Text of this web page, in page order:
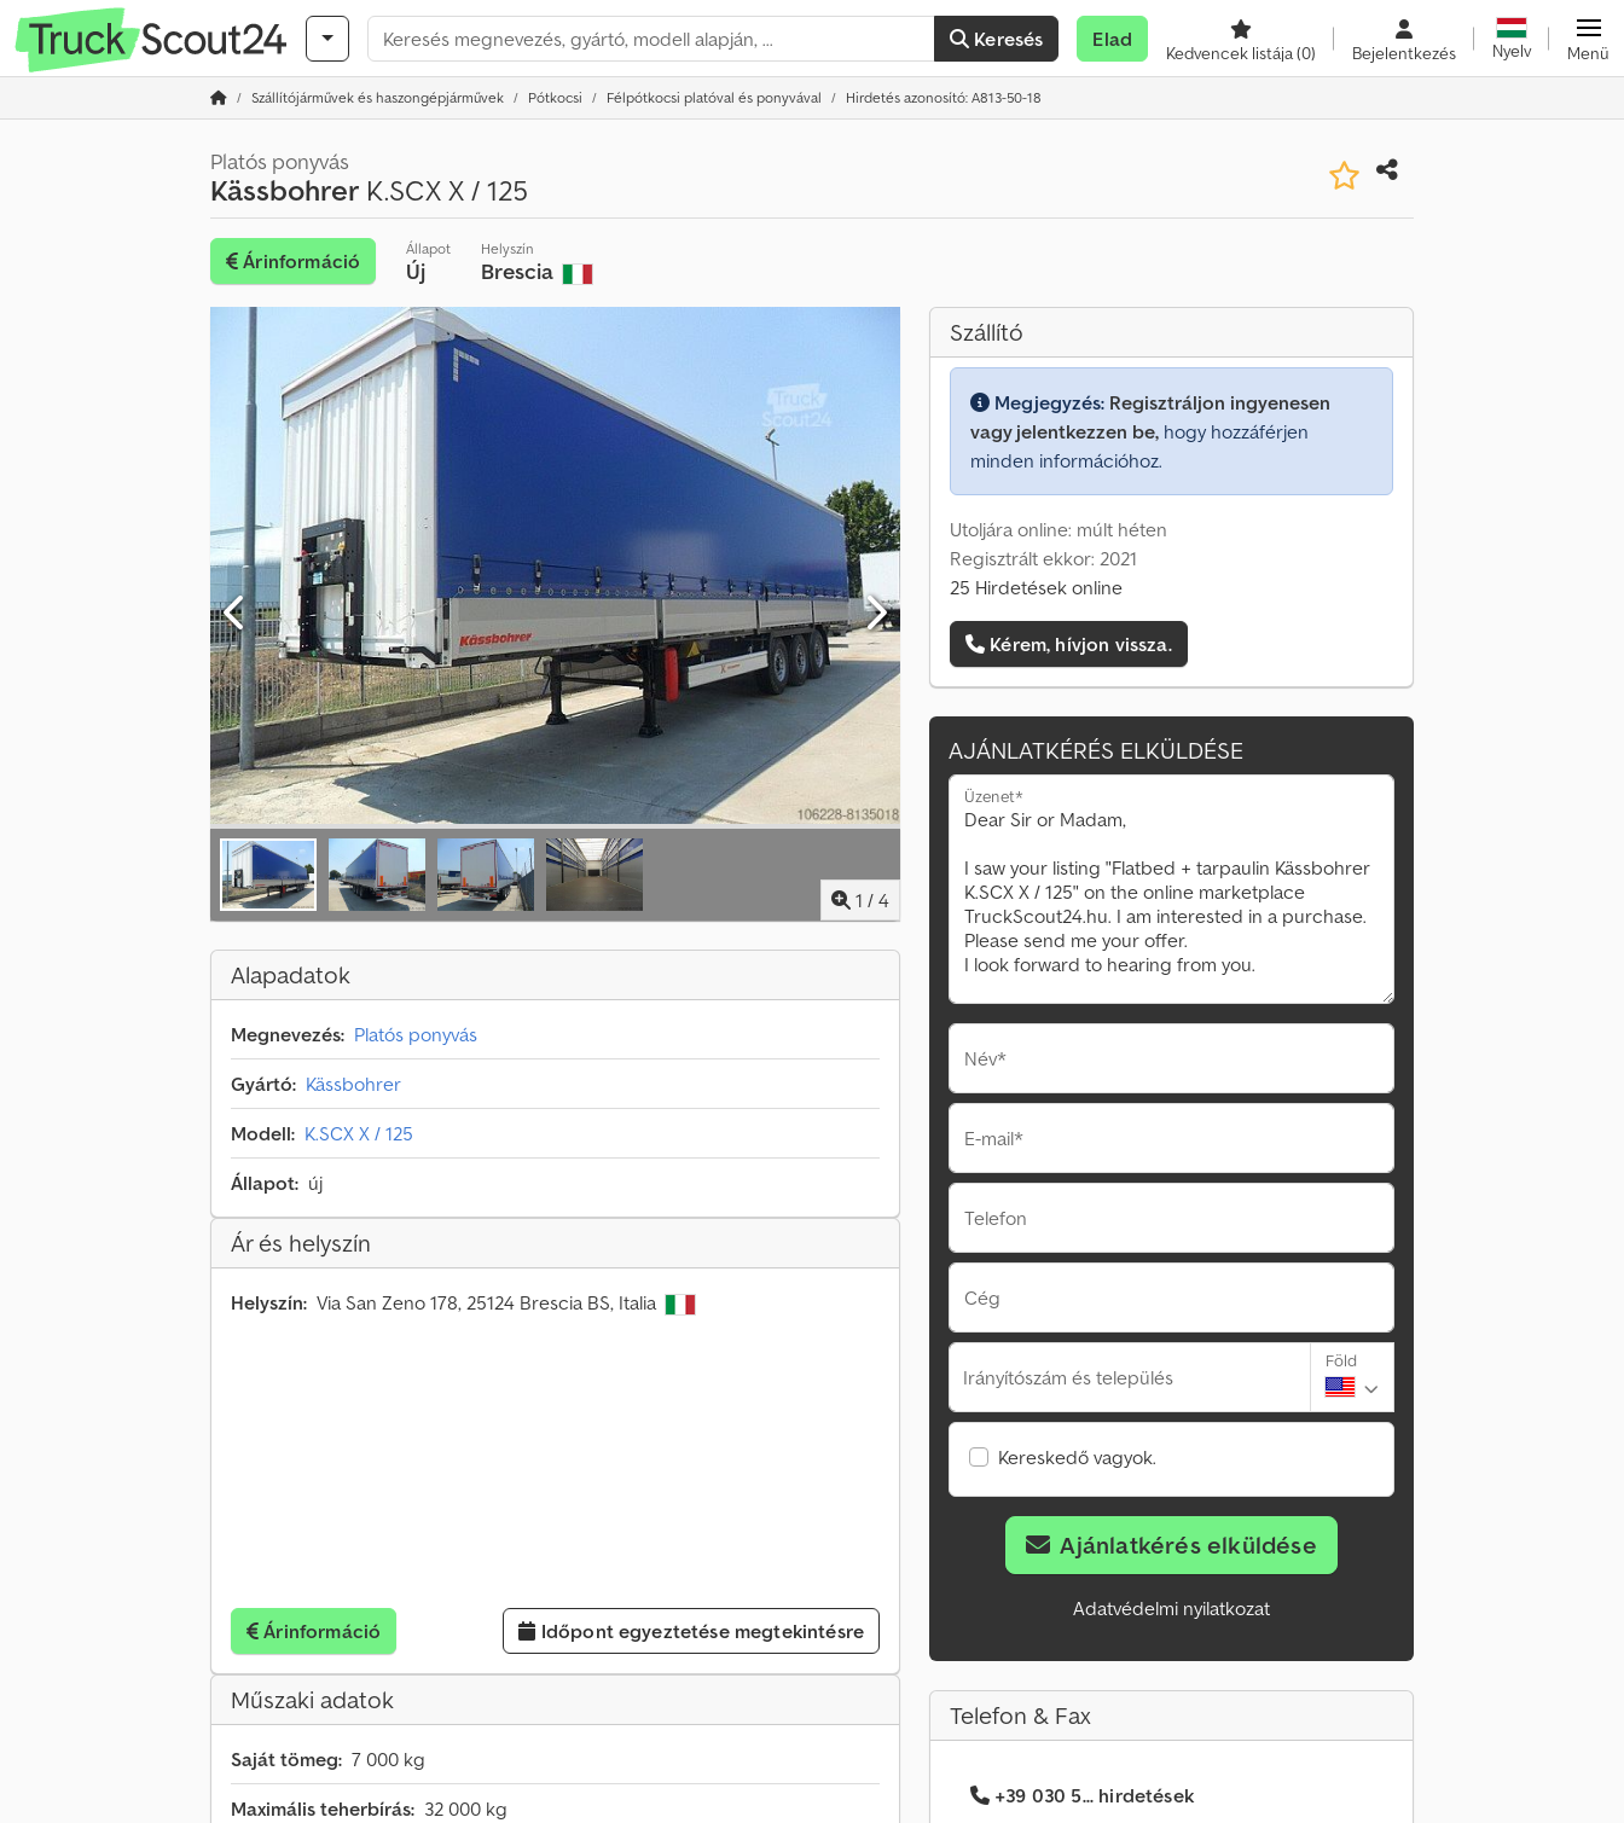
Keresés Elad
Kedvencek listája(0) Bejelentkezés Nyelv Menü
Szállítójárművek és haszongépjárművek Pótkocsi Félpótkocsi platóval és ponyvával Hirdetés azonosító: A813-50-18
Platós ponyvás
Kässbohrer K.SCX X / 125
Árinformáció
Állapot
Új
Helyszín
Brescia
1 / 4
Alapadatok
Megnevezés: Platós ponyvás
Gyártó: Kässbohrer
Modell: K.SCX X / 125
Állapot: új
Ár és helyszín
Helyszín: Via San Zeno 178, 25124 Brescia BS, Italia
Árinformáció Időpont egyeztetése megtekintésre
Műszaki adatok
Saját tömeg: 7 000 kg
Maximális teherbírás: 32 000 kg
Szállító
Megjegyzés: Regisztráljon ingyenesen
vagy jelentkezzen be, hogy hozzáférjen
minden információhoz.
Utoljára online: múlt héten
Regisztrált ekkor: 2021
25 Hirdetések online
Kérem, hívjon vissza.
AJÁNLATKÉRÉS ELKÜLDÉSE
Üzenet*
Név*
E-mail*
Telefon
Cég
Irányítószám és település
Föld
Kereskedő vagyok.
Ajánlatkérés elküldése
Adatvédelmi nyilatkozat
Telefon & Fax
+39 030 5... hirdetések